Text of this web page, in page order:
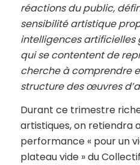
réactions du public,
sensibilité artistique
intelligences artificielles
qui se contentent de
cherche à comprendre
structure des œuvres
Durant ce trimestre
artistiques, on retiendra
performance « pour un
plateau vide » du